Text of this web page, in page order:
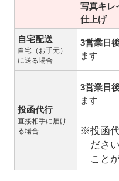
写真キレ
仕上げ
自宅配送
自宅（お手元）
に送る場合
3営業日
ます
投函代行
直接相手に届け
る場合
3営業日
ます
※投函
ださ
こと